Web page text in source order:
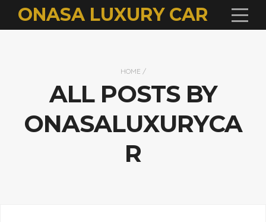
ONASA LUXURY CAR
HOME /
ALL POSTS BY
ONASALUXURYCA
R